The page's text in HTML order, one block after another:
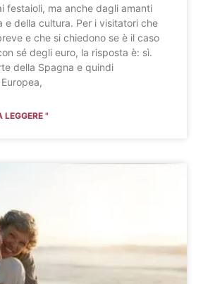
festaioli, ma anche dagli amanti
e della cultura. Per i visitatori che
e che si chiedono se è il caso
sé degli euro, la risposta è: sì.
della Spagna e quindi
"